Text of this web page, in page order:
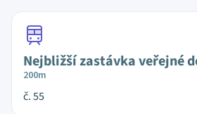
Nejbližší zastávka veřejné
200m
č. 55